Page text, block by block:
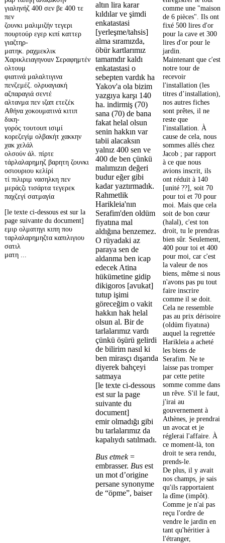
γιαληνήζ 400 σεν βε 400 τε
πεν
ζουνκι μαλιμιζήν τεγερι
πουρτούρ εγερ κιπί καττερ
γιαζτηρ-
ματηκ. ραχμεκλικ
Χαρικλειαγηνouν Σεραφημτέν
ολτουμ
φιατινά μαλαλτιγινα
πενζεμέζ. ολρυαγιακή
αζπαραγιά σεντέ
αλτανμα πεν ιζαπ ετεζέκ
Αθήνα χοκουματινά κιτιπ
δικη-
γορός τουτουπ ισιμί
κορεζεγίμ ολβακήτ χακκην
χακ χελάλ
ολσούν άλ. πίρτε
τάρλαλαρημηζ βαρητη ζουνκι
οσιουριου κελίρί
τί πιλιριμ νασηλκη πεν
μεράςζι τισάρτα τεγερεκ
παχζεγί σατμαγία
[le texte ci-dessous est sur la
page suivante du document]
εμιρ ολματηγι κιπη που
ταρλαλαρημηζτα καπιλιγιου
σατιλ
ματη ...
altın lira karar
kıldılar ve şimdi
enkatastasi
[yerleşme/tahsis]
alma sıramızda,
öbür kartlarımız
tamamdır kaldı
enkatastasi o
sebepten vardık ha
Yakov'a ola bizim
yazgıya karşı 140
ha. indirmiş (70)
sana (70) de bana
fakat helal olsun
senin hakkın var
tabii alacaksın
yalnız 400 sen ve
400 de ben çünkü
malımızın değeri
budur eğer gibi
kadar yaztırmadık.
Rahmetlik
Harikleia'nın
Serafim'den oldüm
fiyatına mal
aldığına benzemez.
O rüyadaki az
paraya sen de
aldanma ben icap
edecek Atina
hükümetine gidip
dikigoros [avukat]
tutup işimi
göreceğim o vakit
hakkın hak helal
olsun al. Bir de
tarlalarımız vardı
çünkü öşürü gelirdi
de bilirim nasıl ki
ben mirasçı dışarıda
diyerek bahçeyi
satmaya
[le texte ci-dessous
est sur la page
suivante du
document]
emir olmadığı gibi
bu tarlalarımız da
kapalıydı satılmadı.
Bus etmek=
embrasser. Bus est
un mot d’origine
persane synonyme
de “öpme”, baiser
comme une "maison
de 6 pièces". Ils ont
fixé 500 lires d'or
pour la cave et 300
lires d'or pour le
jardin.
Maintenant que c'est
notre tour de
recevoir
l'installation (les
titres d’installation),
nos autres fiches
sont prêtes, il ne
reste que
l'installation. À
cause de cela, nous
sommes allés chez
Jacob ; par rapport
à ce que nous
avions inscrit, ils
ont réduit à 140
[unité ??], soit 70
pour toi et 70 pour
moi. Mais que cela
soit de bon cœur
(halal), c'est ton
droit, tu le prendras
bien sûr. Seulement,
400 pour toi et 400
pour moi, car c'est
la valeur de nos
biens, même si nous
n'avons pas pu tout
faire inscrire
comme il se doit.
Cela ne ressemble
pas au prix dérisoire
(oldüm fiyatına)
auquel la regrettée
Harikleia a acheté
les biens de
Serafim. Ne te
laisse pas tromper
par cette petite
somme comme dans
un rêve. S'il le faut,
j'irai au
gouvernement à
Athènes, je prendrai
un avocat et je
réglerai l'affaire. À
ce moment-là, ton
droit te sera rendu,
prends-le.
De plus, il y avait
nos champs, je sais
qu'ils rapportaient
la dîme (impôt).
Comme je n'ai pas
reçu l'ordre de
vendre le jardin en
tant qu'héritier à
l'étranger,